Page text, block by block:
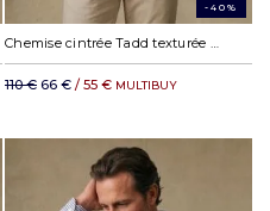
-40%
Chemise cintrée Tadd texturée marine
110 € 66 € / 55 € MULTIBUY